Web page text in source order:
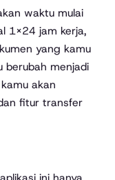
waktu mulai
1×24 jam kerja,
yang kamu
berubah menjadi
akan
fitur transfer